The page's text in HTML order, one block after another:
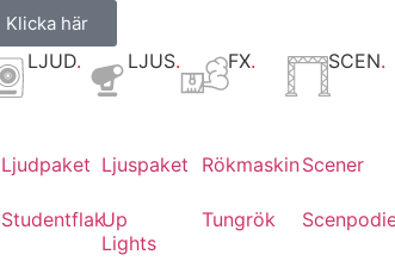
Klicka här
LJUD.
Ljudpaket
Studentflak
LJUS.
Ljuspaket
Up
Lights
FX.
Rökmaskin
Tungrök
SCEN.
Scener